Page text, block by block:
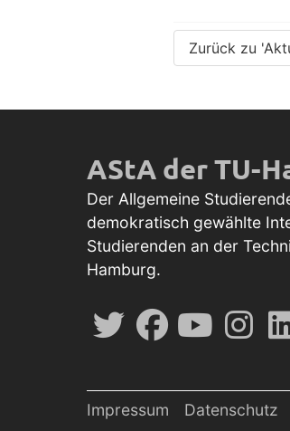
Zurück zu
AStA der TU-
Der Allgemeine
demokratisch gewählte
Studierenden an der
Hamburg.
Impressum Datenschutz